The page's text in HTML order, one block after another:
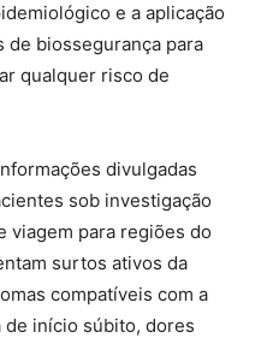
e a aplicação
biossegurança para
qualquer risco de
divulgadas
sob investigação
viagem para regiões do
surtos ativos da
compatíveis com a
de início súbito, dores